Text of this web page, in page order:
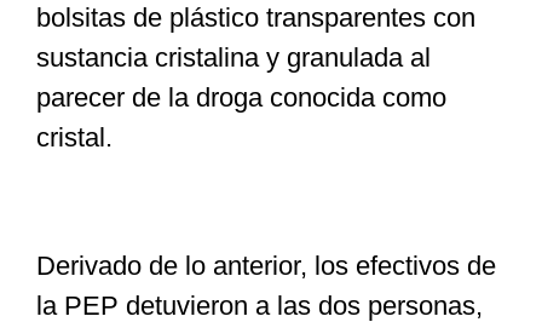
bolsitas de plástico transparentes con
sustancia cristalina y granulada al
parecer de la droga conocida como
cristal.
Derivado de lo anterior, los efectivos de
la PEP detuvieron a las dos personas,